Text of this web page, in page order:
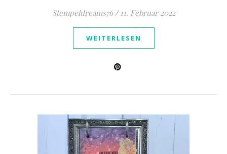
Stempeldreams76 / 11. Februar 2022
WEITERLESEN